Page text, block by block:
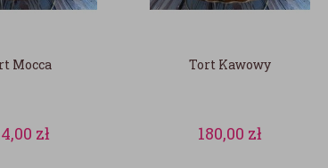
Mocca
zł
Tort Kawowy
180,00 zł